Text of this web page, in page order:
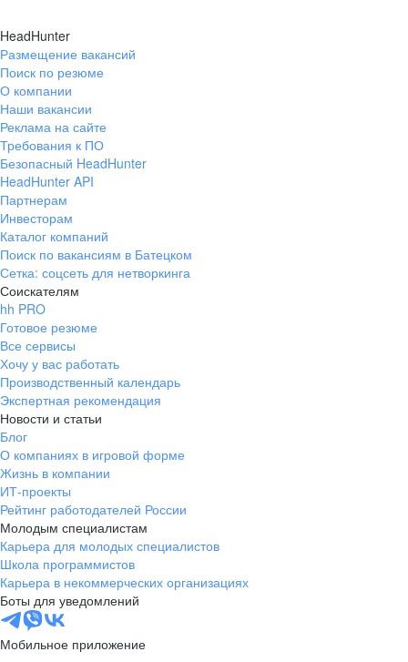
HeadHunter
Размещение вакансий
Поиск по резюме
О компании
Наши вакансии
Реклама на сайте
Требования к ПО
Безопасный HeadHunter
HeadHunter API
Партнерам
Инвесторам
Каталог компаний
Поиск по вакансиям в Батецком
Сетка: соцсеть для нетворкинга
Соискателям
hh PRO
Готовое резюме
Все сервисы
Хочу у вас работать
Производственный календарь
Экспертная рекомендация
Новости и статьи
Блог
О компаниях в игровой форме
Жизнь в компании
ИТ-проекты
Рейтинг работодателей России
Молодым специалистам
Карьера для молодых специалистов
Школа программистов
Карьера в некоммерческих организациях
Боты для уведомлений
Мобильное приложение